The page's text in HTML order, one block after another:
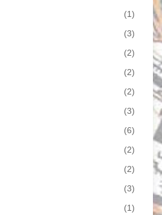
(1)
(3)
(2)
(2)
(2)
(3)
(6)
(2)
(2)
(3)
(1)